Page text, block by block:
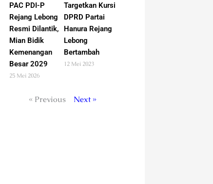
PAC PDI-P
Rejang Lebong
Resmi Dilantik,
Mian Bidik
Kemenangan
Besar 2029
25 Mei 2026
Targetkan Kursi
DPRD Partai
Hanura Rejang
Lebong
Bertambah
12 Mei 2023
« Previous Next »